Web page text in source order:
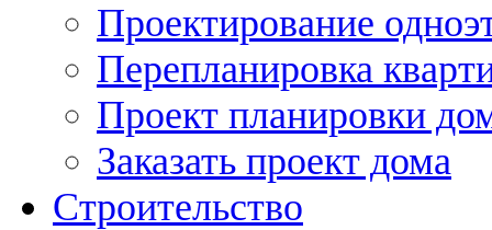
Проектирование
Перепланировка
Проект планировки
Заказать проект дома
Строительство